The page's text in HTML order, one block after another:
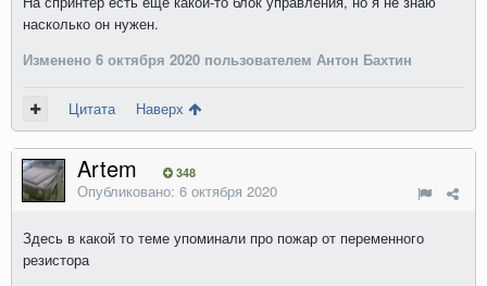
насколько он нужен.
Изменено 6 октября 2020 пользователем Антон Бахтин
Цитата Наверх
Artem 348
Опубликовано: 6 октября 2020
Здесь в какой то теме упоминали про пожар от переменного
резистора